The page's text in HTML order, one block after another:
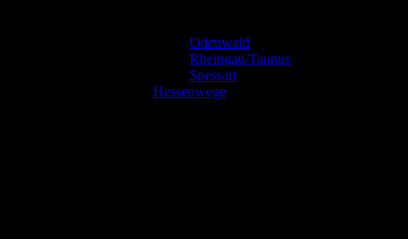
Odenwald
Rheingau/Taunus
Spessart
Hessenwege